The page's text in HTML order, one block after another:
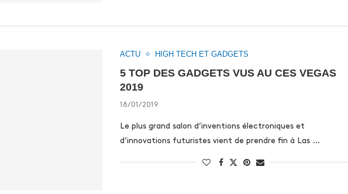
ACTU HIGH TECH ET GADGETS
5 TOP DES GADGETS VUS AU CES VEGAS
2019
18/01/2019
Le plus grand salon d’inventions électroniques et
d’innovations futuristes vient de prendre fin à Las …